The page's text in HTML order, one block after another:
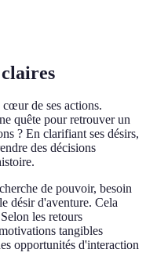
de ses actions.
quête pour retrouver un
? En clarifiant ses désirs,
des décisions
de pouvoir, besoin
désir d'aventure. Cela
les retours
tangibles
opportunités d'interaction